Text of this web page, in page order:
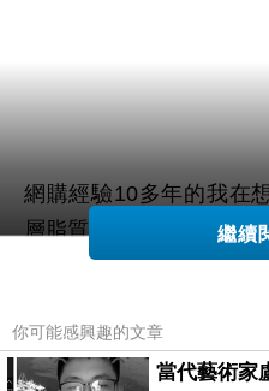
網購經驗10多年的我在
層脂質活膚露(200mlX2
而且24小時都能買，上
門也不用看店員臉色，
繼續
你可能感興趣的文章